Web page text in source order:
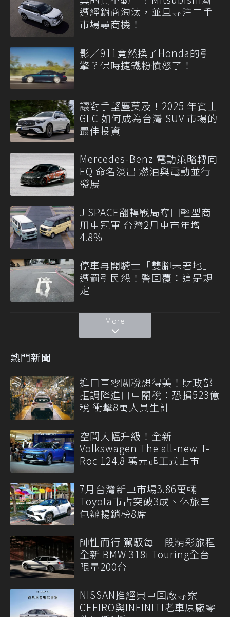
遭經銷商淘汰，並且專注二手
市場尋商機！
影／911竟然換了Honda的引
擎？保時捷鐵粉憤怒了！
讓對手望塵莫及！2025 年賓士
GLC 如何成為台灣 SUV 市場的
最佳投資
Mercedes-Benz 電動策略轉向
EQ 命名淡出 燃油與電動並行
發展
J SPACE翻轉戰局奪回輕型商
用車冠軍 台灣2月車市年增
4.8%
停車再開騎士「雙腳未著地」
遭罰引民怨！警回覆：這是規
定
More
熱門新聞
進口車零關稅想得美！財政部
拒調降進口車關稅：恐損523億
稅 衝擊8萬人員生計
空間大幅升級！全新
Volkswagen The all-new T-
Roc 124.8 萬元起正式上市
7月台灣新車市場3.86萬輛
Toyota市占突破3成、休旅車
包辦暢銷榜8席
帥性而行 駕馭每一段精彩旅程
全新 BMW 318i Touring全台
限量200台
NISSAN推經典車回廠專案
CEFIRO與INFINITI老車原廠零